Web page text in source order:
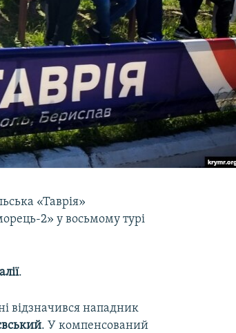
«Таврія»
2» у восьмому турі
.
відзначився нападник
. У компенсований